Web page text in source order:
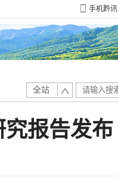
手机黔讯
全站
究报告发布